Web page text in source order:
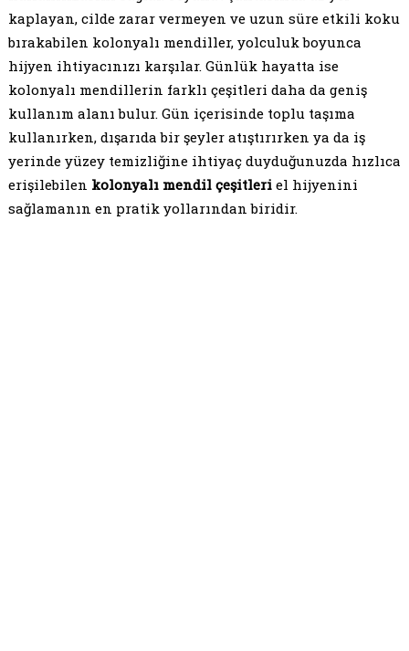
kaplayan, cilde zarar vermeyen ve uzun süre etkili koku
bırakabilen kolonyalı mendiller, yolculuk boyunca
hijyen ihtiyacınızı karşılar. Günlük hayatta ise
kolonyalı mendillerin farklı çeşitleri daha da geniş
kullanım alanı bulur. Gün içerisinde toplu taşıma
kullanırken, dışarıda bir şeyler atıştırırken ya da iş
yerinde yüzey temizliğine ihtiyaç duyduğunuzda hızlıca
erişilebilen kolonyalı mendil çeşitleriel hijyenini
sağlamanın en pratik yollarından biridir.